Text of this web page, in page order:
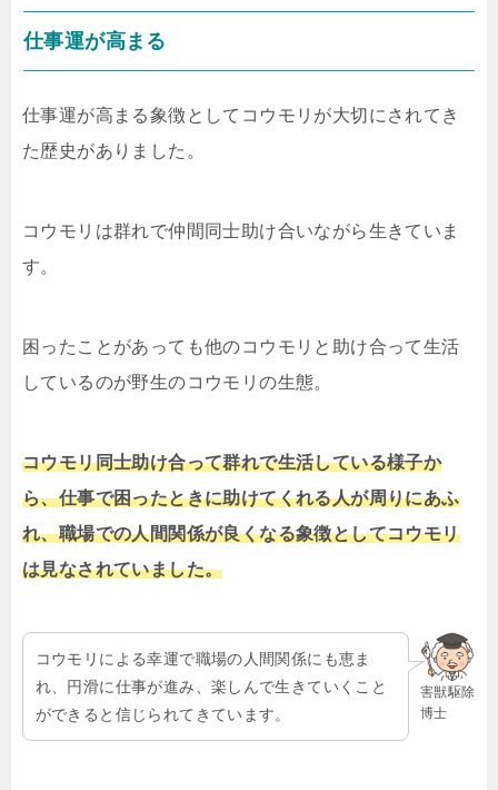
仕事運が高まる
仕事運が高まる象徴としてコウモリが大切にされてき
た歴史がありました。
コウモリは群れで仲間同士助け合いながら生きていま
す。
困ったことがあっても他のコウモリと助け合って生活
しているのが野生のコウモリの生態。
コウモリ同士助け合って群れで生活している様子か
ら、仕事で困ったときに助けてくれる人が周りにあふ
れ、職場での人間関係が良くなる象徴としてコウモリ
は見なされていました。
害獣駆除
博士
コウモリによる幸運で職場の人間関係にも恵ま
れ、円滑に仕事が進み、楽しんで生きていくこと
ができると信じられてきています。